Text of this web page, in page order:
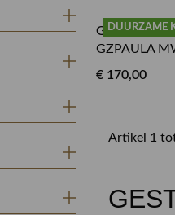
DUURZAME
GESTUZ
GZPAULA
€ 170,00
Artikel 1